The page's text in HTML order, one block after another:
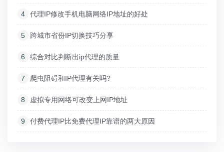
4 代理IP修改手机电脑网络IP地址的好处
5 跨城市省份IP切换技巧分享
6 综合对比判断出ip代理的质量
7 爬虫阻碍和IP代理有关吗?
8 虚拟专用网络可改变上网IP地址
9 付费代理IP比免费代理IP靠谱的两大原因